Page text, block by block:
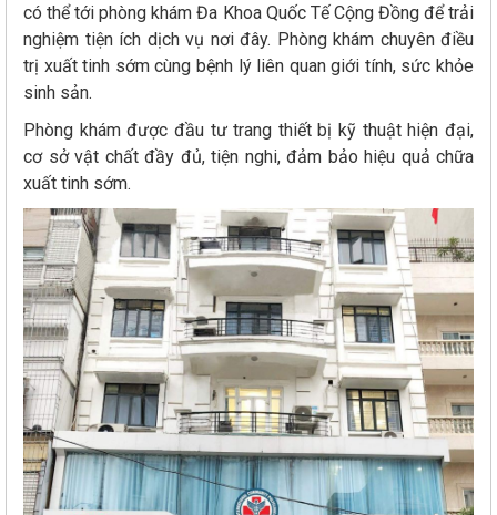
có thể tới phòng khám Đa Khoa Quốc Tế Cộng Đồng để trải
nghiệm tiện ích dịch vụ nơi đây. Phòng khám chuyên điều
trị xuất tinh sớm cùng bệnh lý liên quan giới tính, sức khỏe
sinh sản.
Phòng khám được đầu tư trang thiết bị kỹ thuật hiện đại,
cơ sở vật chất đầy đủ, tiện nghi, đảm bảo hiệu quả chữa
xuất tinh sớm.